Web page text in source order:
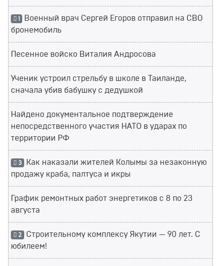
1 Военный врач Сергей Егоров отправил на СВО
бронемобиль
Песенное войско Виталия Андросова
Ученик устроил стрельбу в школе в Таиланде,
сначала убив бабушку с дедушкой
Найдено документальное подтверждение
непосредственного участия НАТО в ударах по
территории РФ
3 Как наказали жителей Колымы за незаконную
продажу краба, палтуса и икры
График ремонтных работ энергетиков с 8 по 23
августа
2 Строительному комплексу Якутии — 90 лет. С
юбилеем!